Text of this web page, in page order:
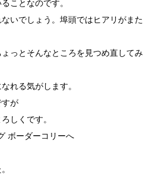
ことなのです。
いでしょう。埠頭ではヒアリがまた
っとそんなところを見つめ直してみ
れる気がします。
すが
しくです。